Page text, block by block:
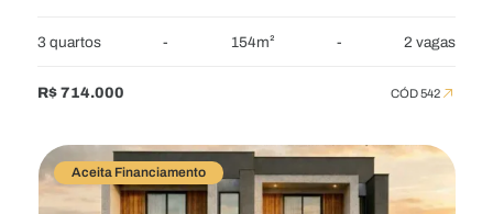
3 quartos - 154m² - 2 vagas
R$ 714.000 CÓD 542
Aceita Financiamento